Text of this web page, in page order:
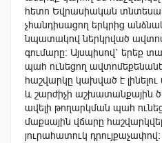
հետո Եվրասիական
չհանդիսացող երկրից
նպատակով ներկրված
գումարը: Այսպիսով` երեք
պահ ունեցող
հաշվարկը կախված է
և շարժիչի աշխատանքային
ավելի թողարկման պահ
մաքսային վճարը
յուրահատուկ